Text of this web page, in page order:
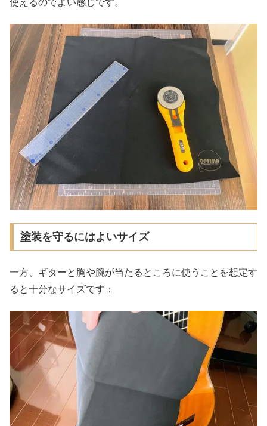
塗装を守るにはよいサイズ
一方、ギターと胸や腕が当たるところに使うことを想定す
ると十分なサイズです：